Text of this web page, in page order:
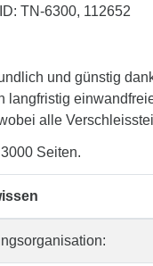
TN-6300, 112652
und günstig
langfristig
alle
Seiten.